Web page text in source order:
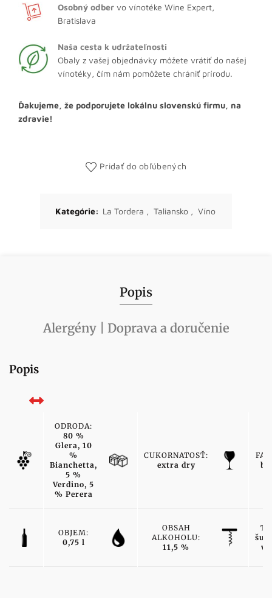
Osobný odber vo vínotéke Wine Expert,
Bratislava
Naša cesta k udržateľnosti
Obaly z vašej objednávky môžete vrátiť do našej
vínotéky, čím nám pomôžete chrániť prírodu.
Ďakujeme, že podporujete lokálnu slovenskú firmu, na
zdravie!
Pridať do obľúbených
Kategórie: La Tordera , Taliansko , Víno
Popis
Alergény | Doprava a doručenie
Popis
ODRODA:
80 %
Glera, 10
%
Bianchetta,
5 %
Verdino, 5
% Perera
CUKORNATOSŤ:
extra dry
OBJEM:
0,75 l
OBSAH
ALKOHOLU:
11,5 %